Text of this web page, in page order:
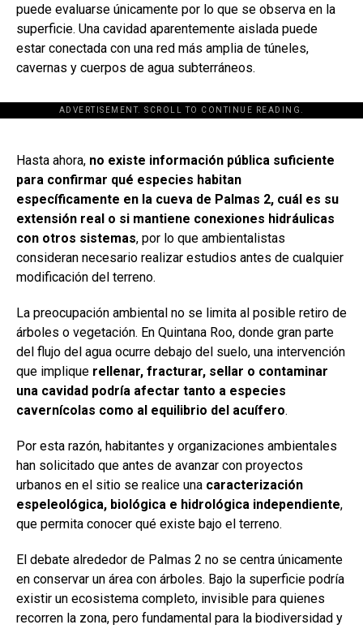
puede evaluarse únicamente por lo que se observa en la
superficie. Una cavidad aparentemente aislada puede
estar conectada con una red más amplia de túneles,
cavernas y cuerpos de agua subterráneos.
ADVERTISEMENT. SCROLL TO CONTINUE READING.
[adsforwp id="243463"]
Hasta ahora, no existe información pública suficiente
para confirmar qué especies habitan
específicamente en la cueva de Palmas 2, cuál es su
extensión real o si mantiene conexiones hidráulicas
con otros sistemas, por lo que ambientalistas
consideran necesario realizar estudios antes de cualquier
modificación del terreno.
La preocupación ambiental no se limita al posible retiro de
árboles o vegetación. En Quintana Roo, donde gran parte
del flujo del agua ocurre debajo del suelo, una intervención
que implique rellenar, fracturar, sellar o contaminar
una cavidad podría afectar tanto a especies
cavernícolas como al equilibrio del acuífero.
Por esta razón, habitantes y organizaciones ambientales
han solicitado que antes de avanzar con proyectos
urbanos en el sitio se realice una caracterización
espeleológica, biológica e hidrológica independiente,
que permita conocer qué existe bajo el terreno.
El debate alrededor de Palmas 2 no se centra únicamente
en conservar un área con árboles. Bajo la superficie podría
existir un ecosistema completo, invisible para quienes
recorren la zona, pero fundamental para la biodiversidad y